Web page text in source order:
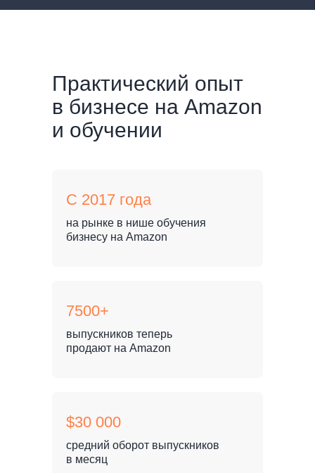
Практический опыт
в бизнесе на Amazon
и обучении
на рынке в нише обучения
бизнесу на Amazon
выпускников теперь
продают на Amazon
7500+
средний оборот выпускников
в месяц
$30 000
С 2017 года